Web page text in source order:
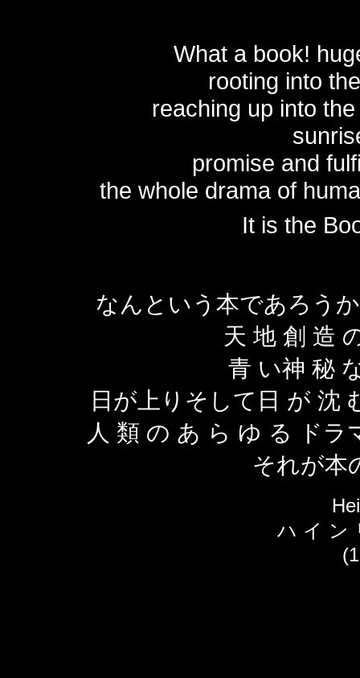
What a book!
rooting into
reaching up into
promise and
the whole drama of
It is the
なんという本であろう
天 地 創 造
青 い神 秘
日が上りそして日 が 沈
人 類 の あ ら ゆ る ド
それが本
ハ イ ン